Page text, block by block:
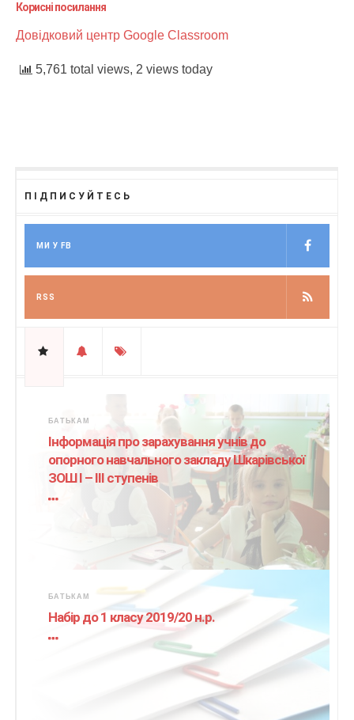
Корисні посилання
Довідковий центр Google Classroom
5,761 total views, 2 views today
ПІДПИСУЙТЕСЬ
МИ У FB
RSS
БАТЬКАМ
Інформація про зарахування учнів до
опорного навчального закладу Шкарівської
ЗОШ І – ІІІ ступенів
БАТЬКАМ
Набір до 1 класу 2019/20 н.р.